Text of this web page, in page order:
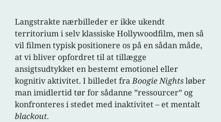
Langstrakte nærbilleder er ikke ukendt
territorium i selv klassiske Hollywoodfilm, men så
vil filmen typisk positionere os på en sådan måde,
at vi bliver opfordret til at tillægge
ansigtsudtykket en bestemt emotionel eller
kognitiv aktivitet. I billedet fraBoogie Nightsløber
man imidlertid tør for sådanne ”ressourcer” og
konfronteres i stedet med inaktivitet – et mentalt
blackout.